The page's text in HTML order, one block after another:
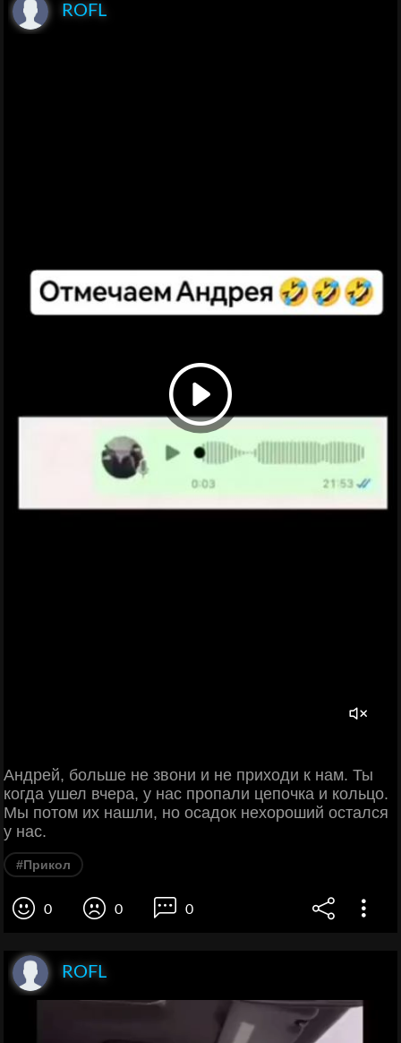
ROFL
Андрей, больше не звони и не приходи к нам. Ты
когда ушел вчера, у нас пропали цепочка и кольцо.
Мы потом их нашли, но осадок нехороший остался
у нас.
#Прикол
0 0 0
ROFL